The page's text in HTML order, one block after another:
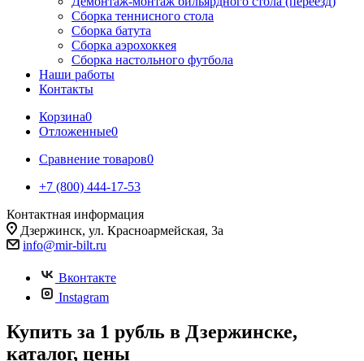
Сборка теннисного стола
Сборка батута
Сборка аэрохоккея
Сборка настольного футбола
Наши работы
Контакты
Корзина0
Отложенные0
Сравнение товаров0
+7 (800) 444-17-53
Контактная информация
Дзержинск, ул. Красноармейская, 3а
info@mir-bilt.ru
Вконтакте
Instagram
Купить за 1 рубль в Дзержинске,
каталог, цены